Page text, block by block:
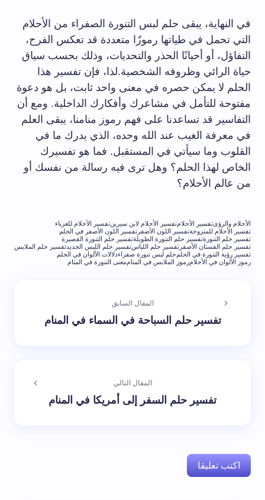
في النهاية، يبقى حلم لبس التنورة الصفراء من الأحلام
التي تحمل في طياتها رموزًا متعددة قد تعكس الفرح،
التفاؤل، أو أحيانًا الحذر والتحديات، وذلك بحسب سياق
حياة الرائي وظروفه الشخصية.لذا، فإن تفسير هذا
الحلم لا يمكن حصره في معنى واحد ثابت، بل هو دعوة
مفتوحة للتأمل في مشاعرك وأفكارك الداخلية. ومع أن
التفاسير قد تساعدنا على فهم رموز منامنا، يبقى العلم
في معرفة الغيب عند الله وحده، الذي يدرك ما في
القلوب وما سيأتي في المستقبل. فما هو تفسيرك
الخاص لهذا الحلم؟ وهل ترى فيه رسالة من نفسك أو
من عالم الأحلام؟
الأحلام والرؤىتفسير الأحلامتفسير الأحلام لابن سيرينتفسير الأحلام للعزباء
تفسير الأحلام للمتزوجةتفسير اللون الأصفر تفسير اللون الأصفر في الحلم
تفسير حلم التنورةتفسير حلم التنورة الطويلةتفسير حلم التنورة القصيرة
تفسير حلم الفستان الأصفر تفسير حلم اللباستفسير حلم اللبس الجديدتفسير حلم الملابس
تفسير رؤية التنورة في الحلم حلم لبس تنورة صفراءدلالات الألوان في الحلم
رموز الألوان في الأحلامرموز الملابس في المناممعنى التنورة في المنام
المقال السابق
تفسير حلم السباحة في السماء في المنام
المقال التالي
تفسير حلم السفر إلى أمريكا في المنام
اكتب تعليقا